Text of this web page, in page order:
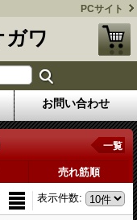
PCサイト
ガワ
お問い合わせ
一覧
売れ筋順
表示件数: